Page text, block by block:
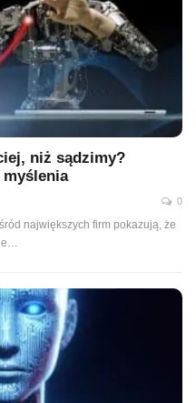
niż sądzimy?
myślenia
0
największych firm pokazują, że